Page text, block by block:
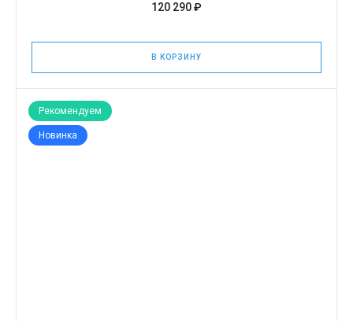
120 290 ₽
В КОРЗИНУ
Рекомендуем
Новинка